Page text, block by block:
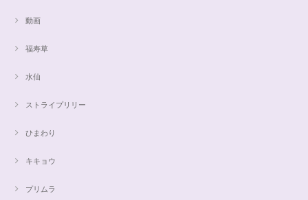
動画
福寿草
水仙
ストライプリリー
ひまわり
キキョウ
プリムラ